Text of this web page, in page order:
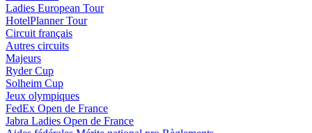
Ladies European Tour
HotelPlanner Tour
Circuit français
Autres circuits
Majeurs
Ryder Cup
Solheim Cup
Jeux olympiques
FedEx Open de France
Jabra Ladies Open de France